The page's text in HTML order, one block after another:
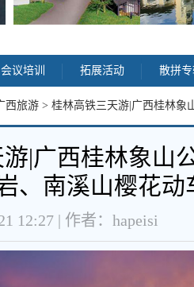
会议培训 拓展活动 散拼
西旅游 > 桂林高铁三天游|广西桂林象
|广西桂林象山
、南溪山樱花动
12:27 | 作者：hapeisi